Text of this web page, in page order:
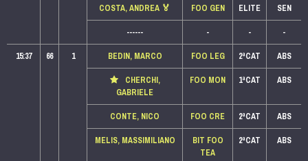
COSTA, ANDREA 🏅 FOO GEN ELITE
SEN
------
- -
-
15:37
66 1 BEDIN, MARCO FOO LEG 2ªCAT
ABS
CHERCHI,
GABRIELE
FOO MON 1ªCAT ABS
CONTE, NICO FOO CRE 2ªCAT
ABS
MELIS, MASSIMILIANO
BIT FOO
TEA
2ªCAT ABS